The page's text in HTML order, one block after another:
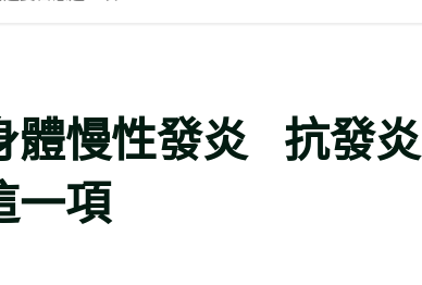
體慢性發炎 抗發炎
一項